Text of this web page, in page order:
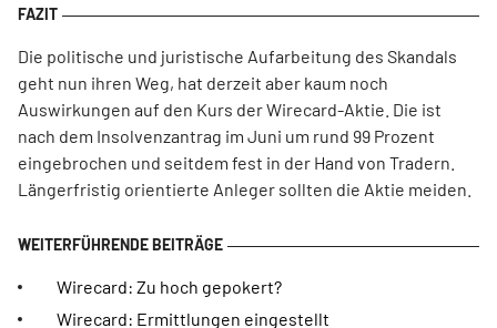
Die politische und juristische Aufarbeitung des Skandals
geht nun ihren Weg, hat derzeit aber kaum noch
Auswirkungen auf den Kurs der Wirecard-Aktie. Die ist
nach dem Insolvenzantrag im Juni um rund 99 Prozent
eingebrochen und seitdem fest in der Hand von Tradern.
Längerfristig orientierte Anleger sollten die Aktie meiden.
Wirecard: Zu hoch gepokert?
Wirecard: Ermittlungen eingestellt